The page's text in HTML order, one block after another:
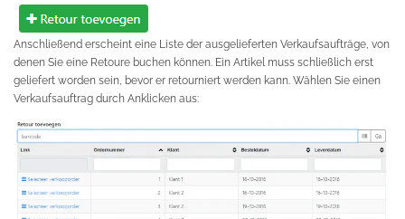
Anschließend erscheint eine Liste der ausgelieferten Verkaufsaufträge, von
denen Sie eine Retoure buchen können. Ein Artikel muss schließlich erst
geliefert worden sein, bevor er retourniert werden kann. Wählen Sie einen
Verkaufsauftrag durch Anklicken aus: